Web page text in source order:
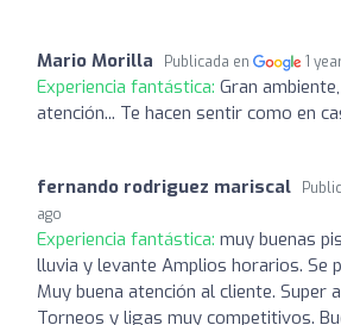
Mario Morilla Publicada en 1
Experiencia fantástica: Gran
atención... Te hacen sentir como en
fernando rodriguez mariscal
ago
Experiencia fantástica: muy buenas
lluvia y levante Amplios horarios. Se
Muy buena atención al cliente. Super
Torneos y ligas muy competitivos.